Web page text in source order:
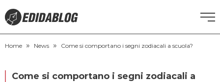
CORSI DI INGLESE
RECUPERO ANNI SCOLASTICI
Home » News » Come si comportano i segni zodiacali a scuola?
Come si comportano i segni zodiacali a